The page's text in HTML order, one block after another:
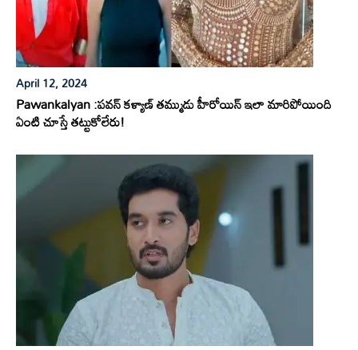
April 12, 2024
Pawankalyan :పవన్ కళ్యాణ్ తమ్ముడు హీరోయిన్ ఇలా మారిపోయింది
ఏంటి చూస్తే తట్టుకోలేరు!